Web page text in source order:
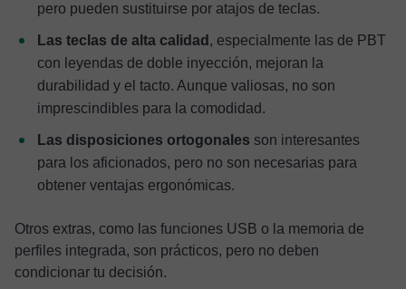
pero pueden sustituirse por atajos de teclas.
Las teclas de alta calidad , especialmente las de PBT
con leyendas de doble inyección, mejoran la
durabilidad y el tacto. Aunque valiosas, no son
imprescindibles para la comodidad.
Las disposiciones ortogonales son interesantes
para los aficionados, pero no son necesarias para
obtener ventajas ergonómicas.
Otros extras, como las funciones USB o la memoria de
perfiles integrada, son prácticos, pero no deben
condicionar tu decisión.